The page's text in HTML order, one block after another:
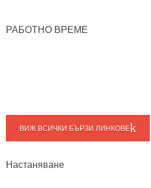
РАБОТНО ВРЕМЕ
ВИЖ ВСИЧКИ БЪРЗИ ЛИНКОВЕ
Настаняване